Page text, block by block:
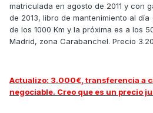
matriculada en agosto de 2011 y con
de 2013, libro de mantenimiento al
de los 1000 Km y la próxima es a los
Madrid, zona Carabanchel. Precio
Actualizo: 3.000€, transferencia a
negociable. Creo que es un precio